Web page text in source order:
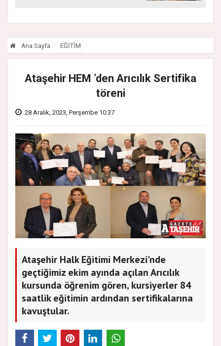
Ana Sayfa EĞİTİM
Ataşehir HEM ’den Arıcılık Sertifika
töreni
28 Aralık, 2023, Perşembe 10:37
Ataşehir Halk Eğitimi Merkezi'nde
geçtiğimiz ekim ayında açılan Arıcılık
kursunda öğrenim gören, kursiyerler 84
saatlik eğitimin ardından sertifikalarına
kavuştular.